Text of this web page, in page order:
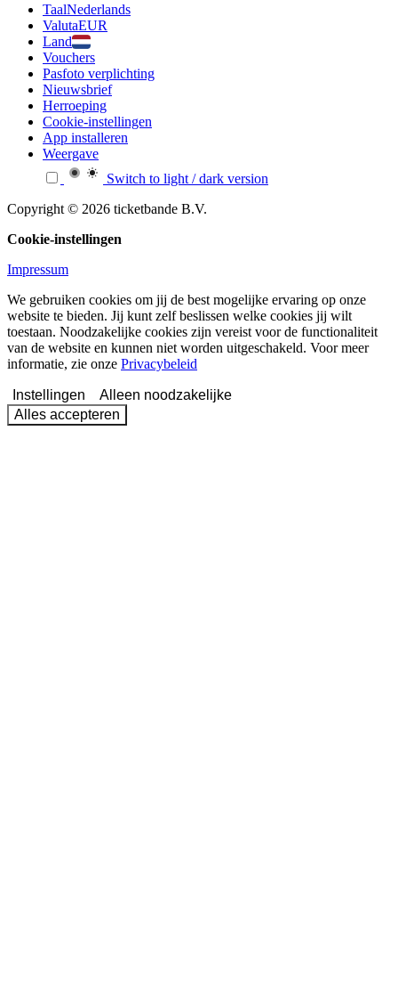
TaalNederlands
ValutaEUR
Land
Vouchers
Pasfoto verplichting
Nieuwsbrief
Herroeping
Cookie-instellingen
App installeren
Weergave
Switch to light / dark version
Copyright © 2026 ticketbande B.V.
Cookie-instellingen
Impressum
We gebruiken cookies om jij de best mogelijke ervaring op onze
website te bieden. Jij kunt zelf beslissen welke cookies jij wilt
toestaan. Noodzakelijke cookies zijn vereist voor de functionaliteit
van de website en kunnen niet worden uitgeschakeld. Voor meer
informatie, zie onze Privacybeleid
Instellingen
Alleen noodzakelijke
Alles accepteren